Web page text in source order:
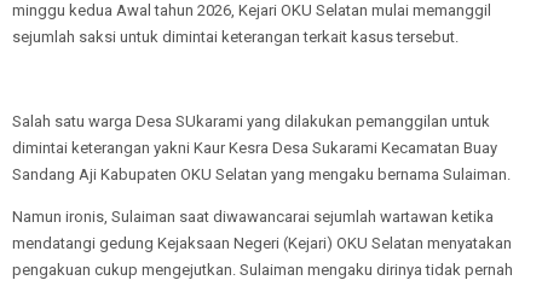
minggu kedua Awal tahun 2026, Kejari OKU Selatan mulai memanggil
sejumlah saksi untuk dimintai keterangan terkait kasus tersebut.
Salah satu warga Desa SUkarami yang dilakukan pemanggilan untuk
dimintai keterangan yakni Kaur Kesra Desa Sukarami Kecamatan Buay
Sandang Aji Kabupaten OKU Selatan yang mengaku bernama Sulaiman.
Namun ironis, Sulaiman saat diwawancarai sejumlah wartawan ketika
mendatangi gedung Kejaksaan Negeri (Kejari) OKU Selatan menyatakan
pengakuan cukup mengejutkan. Sulaiman mengaku dirinya tidak pernah